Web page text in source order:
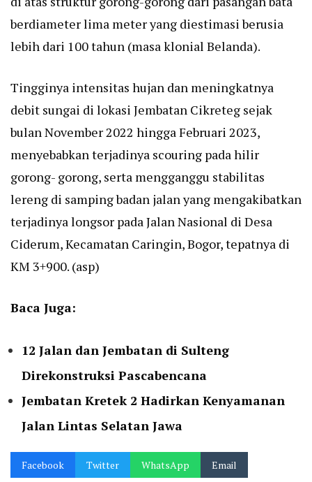
berdiameter lima meter yang diestimasi berusia
lebih dari 100 tahun (masa klonial Belanda).
Tingginya intensitas hujan dan meningkatnya
debit sungai di lokasi Jembatan Cikreteg sejak
bulan November 2022 hingga Februari 2023,
menyebabkan terjadinya scouring pada hilir
gorong- gorong, serta mengganggu stabilitas
lereng di samping badan jalan yang mengakibatkan
terjadinya longsor pada Jalan Nasional di Desa
Ciderum, Kecamatan Caringin, Bogor, tepatnya di
KM 3+900. (asp)
Baca Juga:
12 Jalan dan Jembatan di Sulteng
Direkonstruksi Pascabencana
Jembatan Kretek 2 Hadirkan Kenyamanan
Jalan Lintas Selatan Jawa
Facebook Twitter WhatsApp Email